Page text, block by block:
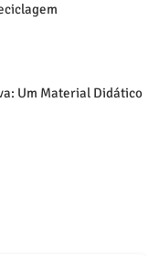
Um Material Didático